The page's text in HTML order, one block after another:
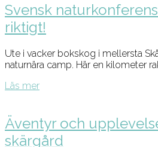
Svensk
riktigt!
Ute i vacker bokskog i mellersta
naturnära camp. Här en kilometer
Läs mer
Äventyr och
skärgård